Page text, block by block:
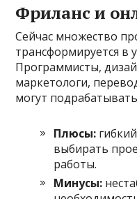
Фриланс и
Сейчас множество
трансформируется в
Программисты,
маркетологи,
могут
Плюсы:
выбирать
работы.
Минусы: